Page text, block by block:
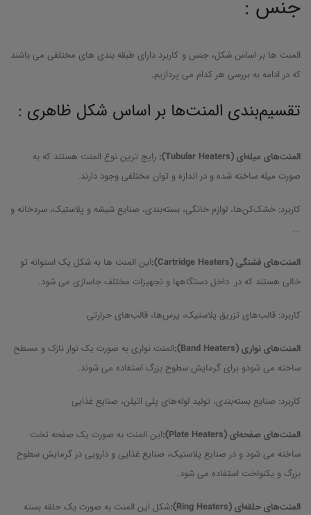
جنس :
المنت ها بر اساس شکل، جنس و کاربرد دارای طبقه بندی های مختلفی می باشند
که در ادامه به بررسی هر کدام می پردازیم.
تقسیم‌بندی المنت‌ها بر اساس شکل ظاهری :
المنت‌های میله‌ای (Tubular Heaters
): رایج ترین نوع المنت هستند که به
صورت میله ساخته شده و در اندازه و توان مختلفی وجود دارند.
کاربرد: خشک‌کن‌ها، لوازم خانگی، بسته‌بندی، صنایع شیشه و پلاستیک، سردخانه و
...
المنت‌های فشنگی (Cartridge Heaters
):این المنت ها به شکل یک استوانه تو
خالی هستند که در داخل دستگاهها و تجهیزات مختلف جاسازی می شود.
کاربرد: قالب‌های تزریق پلاستیک، پرس‌ها، قالب‌های حرارتی
المنت‌های نواری (Band Heaters
):المنت نواری به صورت یک نوار نازک و مسطح
ساخته می شودو برای گرمایش سطوح بزرگ استفاده می شوند.
کاربرد: صنایع بسته‌بندی، تولید لوله‌های پلی اتیلن، صنایع غذایی
المنت‌های صفحه‌ای (Plate Heaters
):این المنت به صورت یک صفحه تخت
ساخته می شود و در صنایع پلاستیک، صنایع غذایی و دارویی در گرمایش سطوح
بزرگ و یکنواخت استفاده می شود.
المنت‌های حلقه‌ای (Ring Heaters
):شکل این المنت به صورت یک حلقه بسته